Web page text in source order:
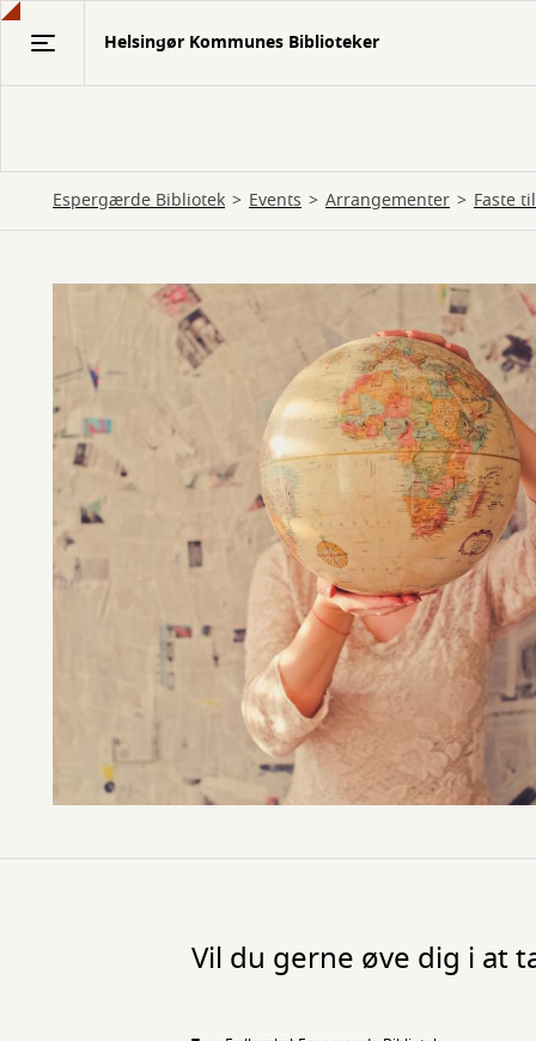
Gå
Helsingør Kommunes Biblioteker
Espergærde Bibliotek Events Arrangementer Faste
Vil du gerne øve dig i at